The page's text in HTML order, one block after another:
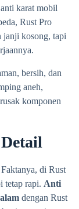
karat mobil
Rust Pro
janji kosong, tapi
bersih, dan
aneh,
komponen
di Rust
tetap rapi. Anti
dengan Rust